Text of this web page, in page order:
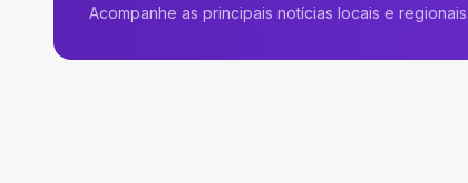
Acompanhe as principais notícias locais e regionais.